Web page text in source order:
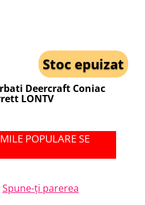
Stoc epuizat
Deercraft Coniac
LONTV
POPULARE SE
Spune-ţi parerea